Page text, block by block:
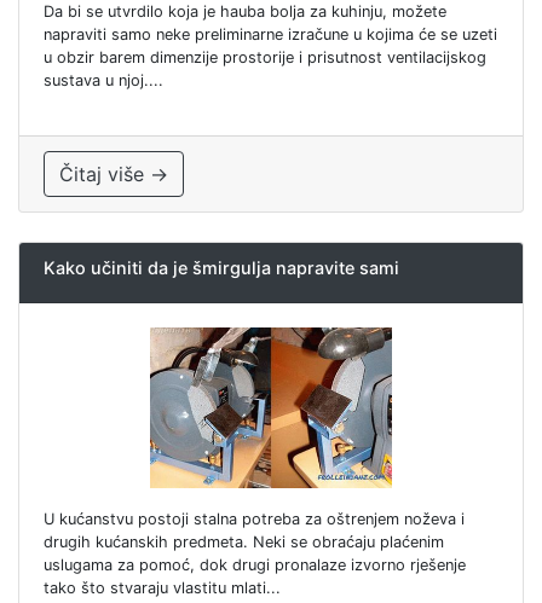
Da bi se utvrdilo koja je hauba bolja za kuhinju, možete
napraviti samo neke preliminarne izračune u kojima će se uzeti
u obzir barem dimenzije prostorije i prisutnost ventilacijskog
sustava u njoj....
Čitaj više →
Kako učiniti da je šmirgulja napravite sami
U kućanstvu postoji stalna potreba za oštrenjem noževa i
drugih kućanskih predmeta. Neki se obraćaju plaćenim
uslugama za pomoć, dok drugi pronalaze izvorno rješenje
tako što stvaraju vlastitu mlati...